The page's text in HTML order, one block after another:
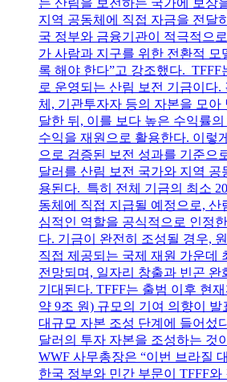
는 산림을 보전하는 국가에 보상
지역 공동체에 직접 자금을 전달
국 정부와 금융기관이 적극적으
가 사람과 지구를 위한 전환적 모
록 해야 한다”고 강조했다. TFFF
로 운영되는 산림 보전 기금이다.
체, 기관투자자 등의 자본을 모아
달한 뒤, 이를 보다 높은 수익률
수익을 재원으로 활용한다. 이렇
으로 검증된 보전 성과를 기준으
달러를 산림 보전 국가와 지역 공
용된다. 특히 전체 기금의 최소
동체에 직접 지급될 예정으로, 산
심적인 역할을 공식적으로 인정
다. 기금이 완전히 조성될 경우,
직접 제공되는 국제 재원 가운데
전망되며, 일자리 창출과 빈곤 완
기대된다. TFFF는 출범 이후 현
약 9조 원) 규모의 기여 의향이
대규모 자본 조성 단계에 들어섰
달러의 투자 자본을 조성하는 것
WWF 사무총장은 “이번 브라질
한국 정부와 민간 부문이 TFFF와